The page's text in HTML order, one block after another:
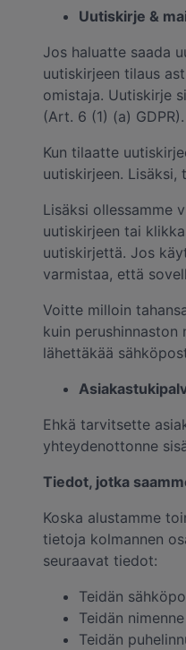
Uutiskirje &
Jos haluatte saada
uutiskirjeen tilaus
omistaja. Uutiskirje
(Art. 6 (1) (a) GDPR).
Kun tilaatte
uutiskirjeen.
Lisäksi ollessamme
uutiskirjeen tai
uutiskirjettä. Jos
varmistaa, että
Voitte milloin
kuin
lähettäkää
Ehkä tarvitsette
yhteydenottonne
Tiedot, jotka
Koska alustamme
tietoja kolmannen
seuraavat tiedot:
Teidän
Teidän nimenne
Teidän